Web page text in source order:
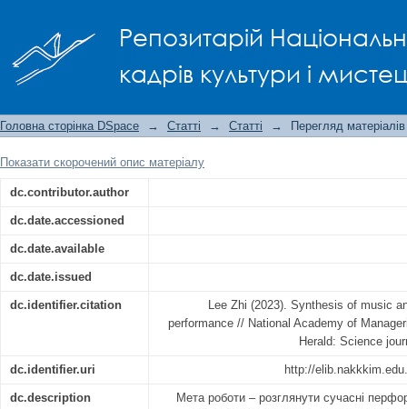
Репозитарій
кадрів культури і
Головна сторінка DSpace → Статті → Статті → Перегляд матеріалів
Показати скорочений опис матеріалу
dc.contributor.author
dc.date.accessioned
dc.date.available
dc.date.issued
dc.identifier.citation
Lee Zhi (2023). Synthesis of music
performance // National Academy of
Herald: Science
dc.identifier.uri http://
dc.description
Мета роботи – розглянути сучасні